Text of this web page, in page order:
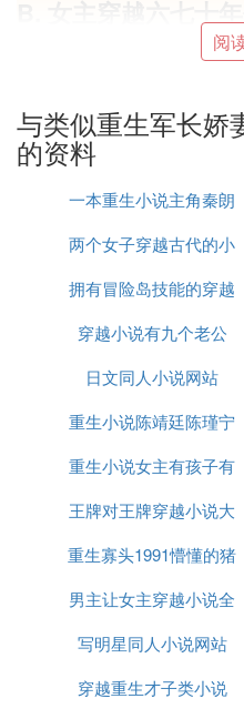
军嫂的奋斗生涯 宁小白
穿越小说，是穿越时空小
热门题材的一种。其基本
因从其原本生活的年代
时代，在这个时空展开
穿越小说集成了玄幻、
素，自成一体，后来还
代。从穿越图书的出版
比如“清穿”，就已经出
猎、避暑、南游是必不可
C. 要重生军婚空间
七十年代的，多多益善
重生幸福日常（喜欢男
田（赞，可惜是个坑，
重生军嫂攻略（应该叫
阅
与类似重生军长娇
的资料
一本重生小说主角秦朗
两个女子穿越古代的小
说
拥有冒险岛技能的穿越
小说
穿越小说有九个老公
日文同人小说网站
重生小说陈靖廷陈瑾宁
重生小说女主有孩子有
叫虎子的狗
王牌对王牌穿越小说大
全
重生寡头1991懵懂的猪
小说
男主让女主穿越小说全
文阅读
写明星同人小说网站
穿越重生才子类小说